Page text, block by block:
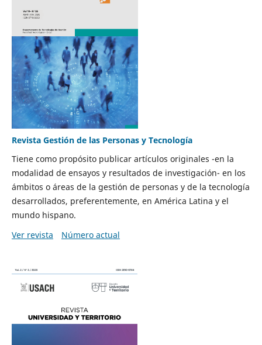
Revista Gestión de las Personas y Tecnología
Tiene como propósito publicar artículos originales -en la
modalidad de ensayos y resultados de investigación- en los
ámbitos o áreas de la gestión de personas y de la tecnología
desarrollados, preferentemente, en América Latina y el
mundo hispano.
Ver revista
Número actual